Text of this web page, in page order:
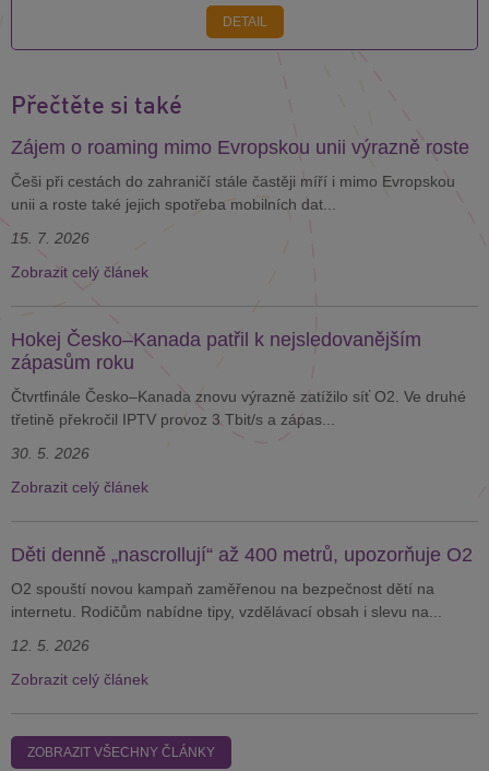
DETAIL
Přečtěte si také
Zájem o roaming mimo Evropskou unii výrazně roste
Češi při cestách do zahraničí stále častěji míří i mimo Evropskou
unii a roste také jejich spotřeba mobilních dat...
15. 7. 2026
Zobrazit celý článek
Hokej Česko–Kanada patřil k nejsledovanějším
zápasům roku
Čtvrtfinále Česko–Kanada znovu výrazně zatížilo síť O2. Ve druhé
třetině překročil IPTV provoz 3 Tbit/s a zápas...
30. 5. 2026
Zobrazit celý článek
Děti denně „nascrollují“ až 400 metrů, upozorňuje O2
O2 spouští novou kampaň zaměřenou na bezpečnost dětí na
internetu. Rodičům nabídne tipy, vzdělávací obsah i slevu na...
12. 5. 2026
Zobrazit celý článek
ZOBRAZIT VŠECHNY ČLÁNKY